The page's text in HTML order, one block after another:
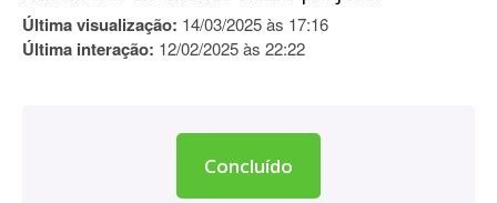
Última visualização: 14/03/2025 às 17:16
Última interação: 12/02/2025 às 22:22
Concluído